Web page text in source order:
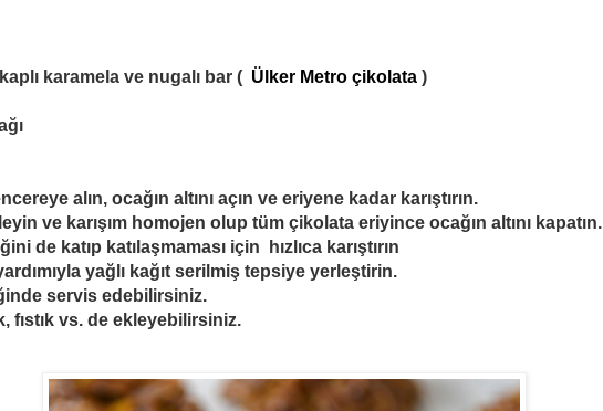
karamela ve nugalı bar ( Ülker Metro çikolata )
alın, ocağın altını açın ve eriyene kadar karıştırın.
ve karışım homojen olup tüm çikolata eriyince ocağın altını kapatın.
de katıp katılaşmaması için hızlıca karıştırın
yağlı kağıt serilmiş tepsiye yerleştirin.
servis edebilirsiniz.
fıstık vs. de ekleyebilirsiniz.